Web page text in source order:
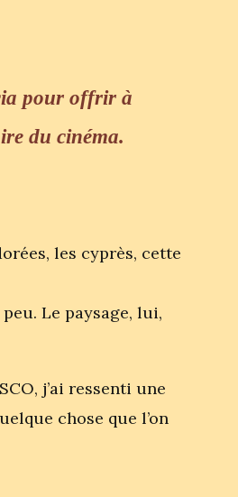
pour offrir à
du cinéma.
les cyprès, cette
Le paysage, lui,
j’ai ressenti une
chose que l’on